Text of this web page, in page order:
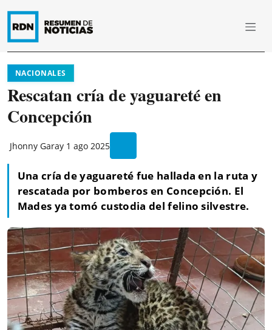
NACIONALES
Rescatan cría de yaguareté en
Concepción
Jhonny Garay 1 ago 2025
Una cría de yaguareté fue hallada en la ruta y
rescatada por bomberos en Concepción. El
Mades ya tomó custodia del felino silvestre.